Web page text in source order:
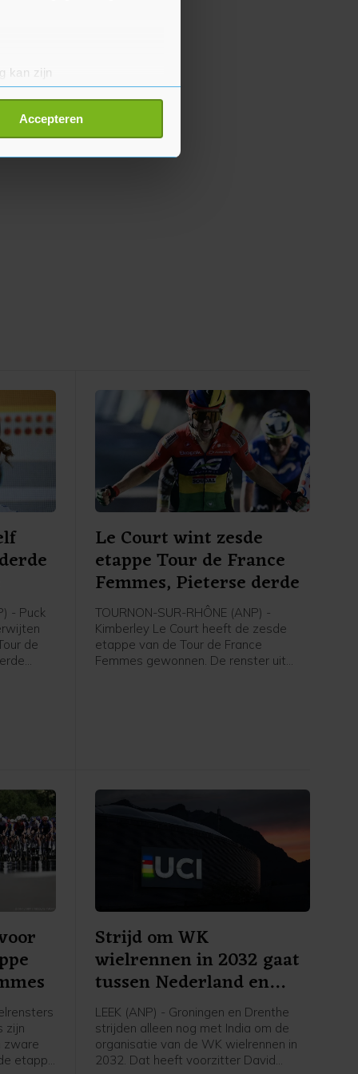
kan zijn
detailgedeelte
Accepteren
- Puck
de
Le Court wint zesde
etappe Tour de France
Femmes, Pieterse derde
TOURNON-SUR-RHÔNE (ANP) -
Kimberley Le Court heeft de zesde
etappe van de Tour de France
Femmes gewonnen. De renster uit
zijn
zware
etappe
Strijd om WK
wielrennen in 2032 gaat
tussen Nederland en
India
LEEK (ANP) - Groningen en Drenthe
strijden alleen nog met India om de
organisatie van de WK wielrennen in
2032. Dat heeft voorzitter David